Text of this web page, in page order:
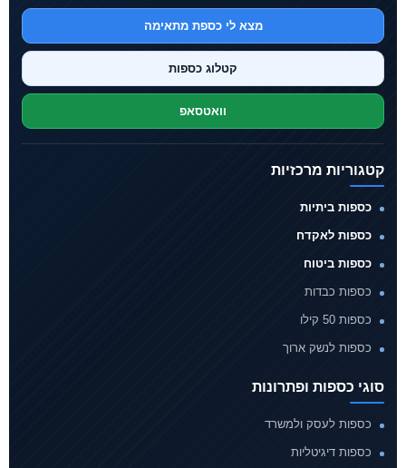
מצא לי כספת מתאימה
קטלוג כספות
וואטסאפ
קטגוריות מרכזיות
כספות ביתיות
כספות לאקדח
כספות ביטוח
כספות כבדות
כספות 50 קילו
כספות לנשק ארוך
סוגי כספות ופתרונות
כספות לעסק ולמשרד
כספות דיגיטליות